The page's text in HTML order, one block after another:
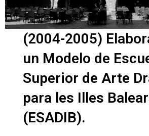
(2004-2005)
un Modelo de
Superior de Arte
para les Illes
(ESADIB).